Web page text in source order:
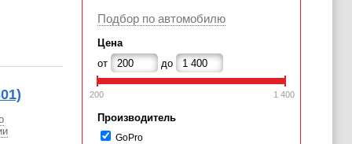
Подбор по автомобилю
Цена
от
до
200 1 400
Производитель
GoPro